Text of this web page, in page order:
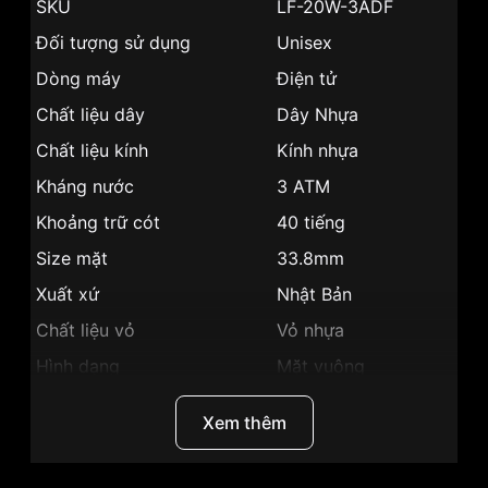
SKU
LF-20W-3ADF
Đối tượng sử dụng
Unisex
Dòng máy
Điện tử
Chất liệu dây
Dây Nhựa
Chất liệu kính
Kính nhựa
Kháng nước
3 ATM
Khoảng trữ cót
40 tiếng
Size mặt
33.8mm
Xuất xứ
Nhật Bản
Chất liệu vỏ
Vỏ nhựa
Hình dạng
Mặt vuông
Xanh
Trẻ trung, cá tính
Xem thêm